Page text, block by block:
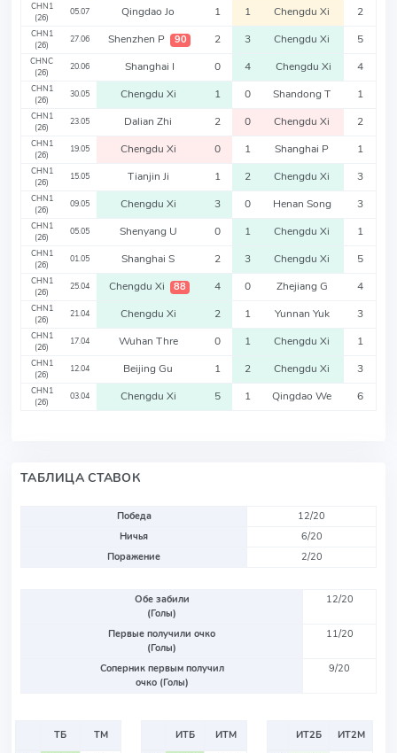
CHN1
(26)
05.07 Qingdao Jo 1 1 Chengdu Xi 2
CHN1
(26)
27.06 Shenzhen P 90 2 3 Chengdu Xi 5
CHNC
(26)
20.06 Shanghai I 0 4 Chengdu Xi 4
CHN1
(26)
30.05 Chengdu Xi 1 0 Shandong T 1
CHN1
(26)
23.05 Dalian Zhi 2 0 Chengdu Xi 2
CHN1
(26)
19.05 Chengdu Xi 0 1 Shanghai P 1
CHN1
(26)
15.05 Tianjin Ji 1 2 Chengdu Xi 3
CHN1
(26)
09.05 Chengdu Xi 3 0 Henan Song 3
CHN1
(26)
05.05 Shenyang U 0 1 Chengdu Xi 1
CHN1
(26)
01.05 Shanghai S 2 3 Chengdu Xi 5
CHN1
(26)
25.04 Chengdu Xi 88 4 0 Zhejiang G 4
CHN1
(26)
21.04 Chengdu Xi 2 1 Yunnan Yuk 3
CHN1
(26)
17.04 Wuhan Thre 0 1 Chengdu Xi 1
CHN1
(26)
12.04 Beijing Gu 1 2 Chengdu Xi 3
CHN1
(26)
03.04 Chengdu Xi 5 1 Qingdao We 6
ТАБЛИЦА СТАВОК
Победа
12/20
Ничья
6/20
Поражение
2/20
Обе забили
(Голы)
12/20
Первые получили очко
(Голы)
11/20
Соперник первым получил
очко (Голы)
9/20
ТБ
ТМ
ИТБ
ИТМ
ИТ2Б
ИТ2М